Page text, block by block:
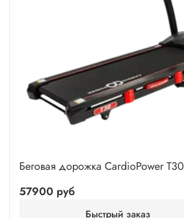
Беговая дорожка CardioPower T30
57900 руб
Быстрый заказ